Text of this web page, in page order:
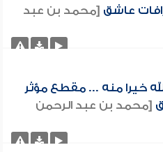
عاشق [محمد بن عبد
خيرا منه ... مقطع مؤثر
[محمد بن عبد الرحمن